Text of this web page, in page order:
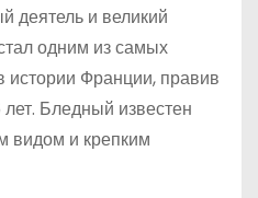
деятель и великий
одним из самых
истории Франции, правив
Бледный известен
видом и крепким